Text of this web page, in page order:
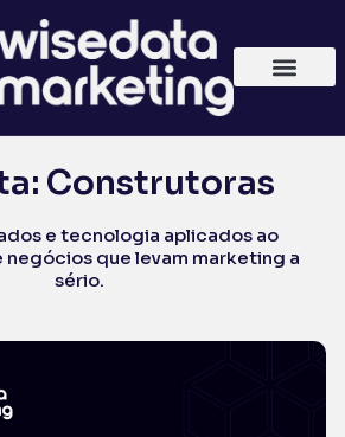
Construtoras
e tecnologia aplicados ao
que levam marketing a
sério.